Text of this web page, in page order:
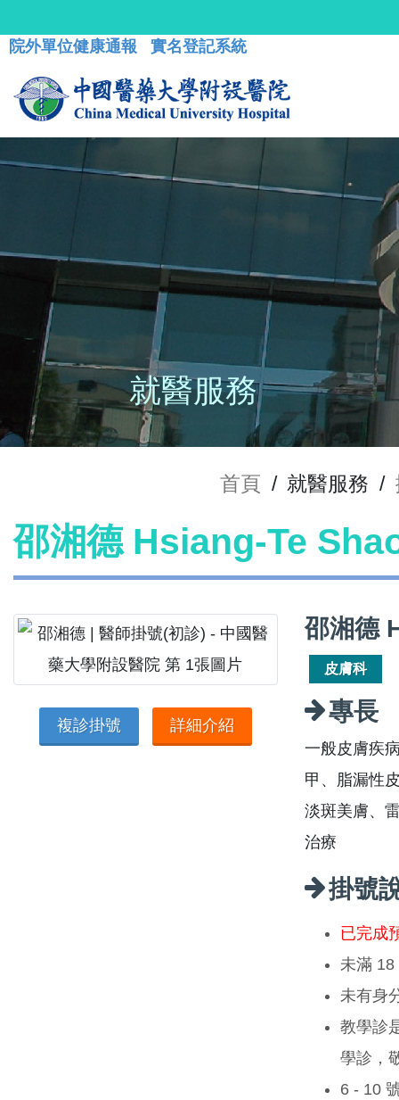
院外單位健康通報 實名登記系統
就醫服務
首頁 / 就醫服務 /
邵湘德 Hsiang-Te
複診掛號 詳細介紹
邵湘德
皮膚科
專長
一般皮膚疾
甲、脂漏性
淡斑美膚、
治療
掛號
已完成
未滿 18
未有身
教學診
學診，
6 - 10